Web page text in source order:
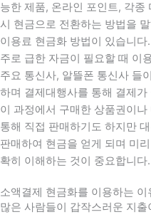
능한 제품, 온라인 포인트, 각
시 현금으로 전환하는 방법을
이용료 현금화 방법이 있습니다.
주로 급한 자금이 필요할 때 이
주요 통신사, 알뜰폰 통신사 들
하며 결제대행사를 통해 결제가
이 과정에서 구매한 상품권이
통해 직접 판매하기도 하지만
판매하여 현금을 얻게 되며 미
확히 이해하는 것이 중요합니다.
소액결제 현금화를 이용하는 이
많은 사람들이 갑작스러운 지